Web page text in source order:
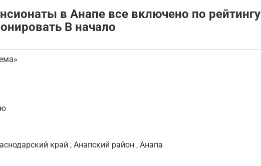
в Анапе все включено по рейтингу
В начало
край , Анапский район , Анапа